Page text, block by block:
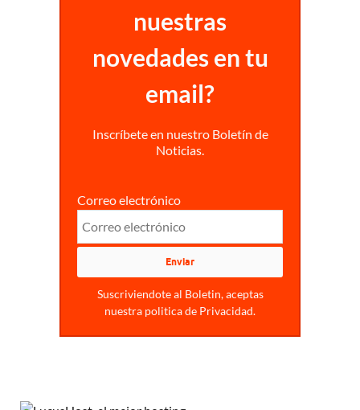
nuestras
novedades en tu
email?
Inscríbete en nuestro Boletín de
Noticias.
Correo electrónico
Suscriviendote al Boletin, aceptas
nuestra politica de Privacidad.